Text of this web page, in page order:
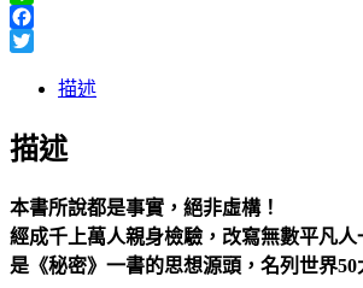
Line
Facebook
描述
描述
本書所說都是事實，絕非虛構！
經成千上萬人親身檢驗，改寫無數平凡人
是《秘密》一書的思想源頭，名列世界50